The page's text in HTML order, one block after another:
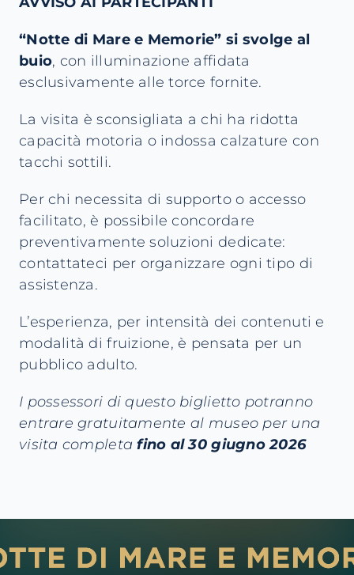
“Notte di Mare e Memorie” si svolge al
buio, con illuminazione affidata
esclusivamente alle torce fornite.
La visita è sconsigliata a chi ha ridotta
capacità motoria o indossa calzature con
tacchi sottili.
Per chi necessita di supporto o accesso
facilitato, è possibile concordare
preventivamente soluzioni dedicate:
contattateci per organizzare ogni tipo di
assistenza.
L’esperienza, per intensità dei contenuti e
modalità di fruizione, è pensata per un
pubblico adulto.
I possessori di questo biglietto potranno
entrare gratuitamente al museo per una
visita completa fino al 30 giugno 2026